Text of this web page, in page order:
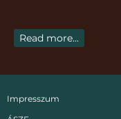
Read more...
Impresszum